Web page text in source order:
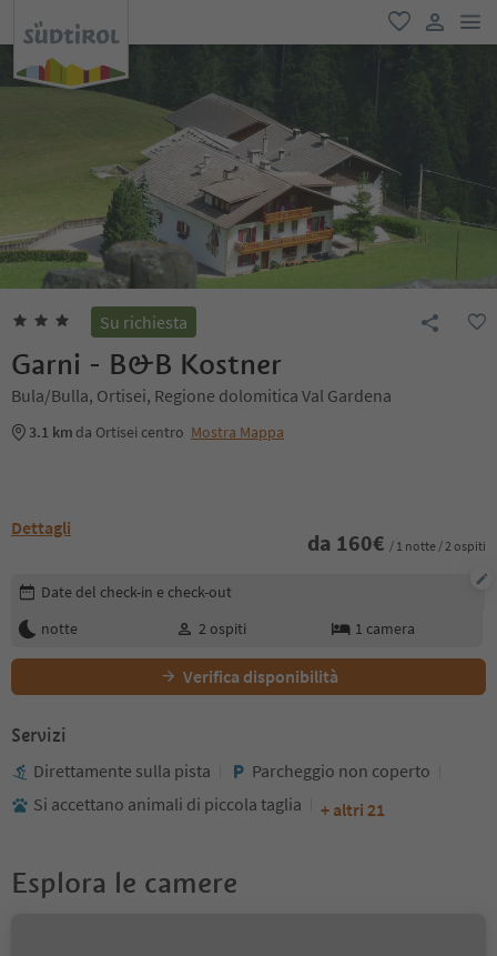
favoriti
user link
Su richiesta
Garni - B&B Kostner
Bula/Bulla, Ortisei, Regione dolomitica Val Gardena
3.1 km da Ortisei centro Mostra Mappa
Dettagli
da 160€ / 1 notte / 2 ospiti
Modifica i dettagli della prenotazione
Date del check-in e check-out
notte
2 ospiti 1 camera
Verifica disponibilità
Servizi
Direttamente sulla pista
Parcheggio non coperto
Si accettano animali di piccola taglia
+ altri 21
Esplora le camere